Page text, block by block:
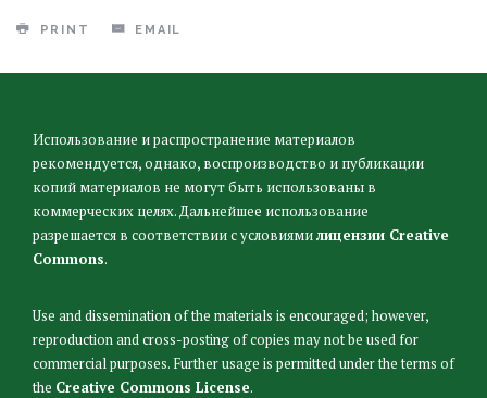
PRINT EMAIL
Использование и распространение материалов
рекомендуется, однако, воспроизводство и публикации
копий материалов не могут быть использованы в
коммерческих целях. Дальнейшее использование
разрешается в соответствии с условиямилицензии Creative
Commons.
Use and dissemination of the materials is encouraged; however,
reproduction and cross-posting of copies may not be used for
commercial purposes. Further usage is permitted under the terms of
the Creative Commons License.